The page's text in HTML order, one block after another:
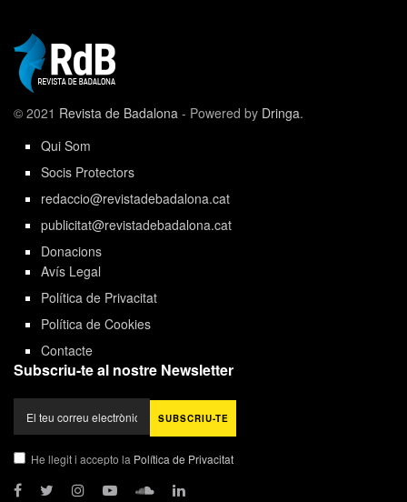
© 2021 Revista de Badalona - Powered by Dringa.
Qui Som
Socis Protectors
redaccio@revistadebadalona.cat
publicitat@revistadebadalona.cat
Donacions
Avís Legal
Política de Privacitat
Política de Cookies
Contacte
Subscriu-te al nostre Newsletter
He llegit i accepto la Política de Privacitat